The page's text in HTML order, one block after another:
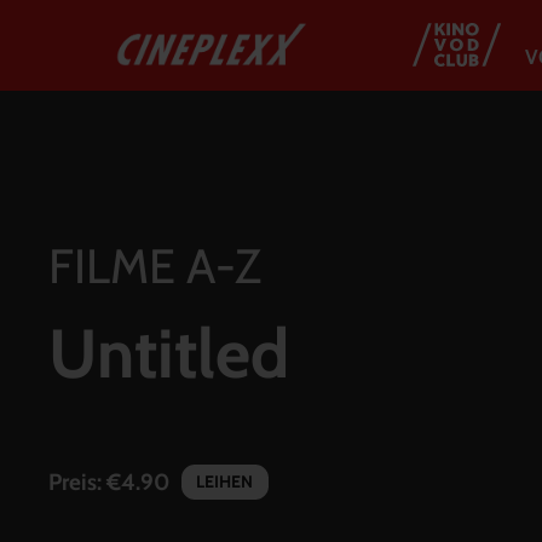
FILME A-Z
Untitled
Preis: €4.90 LEIHEN